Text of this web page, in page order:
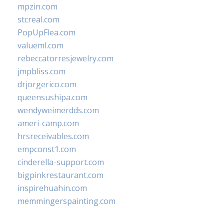
mpzin.com
stcreal.com
PopUpFlea.com
valueml.com
rebeccatorresjewelry.com
jmpbliss.com
drjorgerico.com
queensushipa.com
wendyweimerdds.com
ameri-camp.com
hrsreceivables.com
empconst1.com
cinderella-support.com
bigpinkrestaurant.com
inspirehuahin.com
memmingerspainting.com